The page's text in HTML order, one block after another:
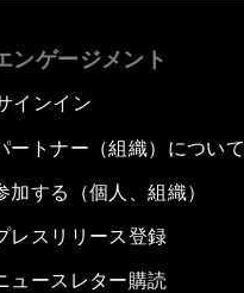
ンゲージメント
インイン
ートナー（組織）につい
加する（個人、組織）
レスリリース登録
ュースレター購読